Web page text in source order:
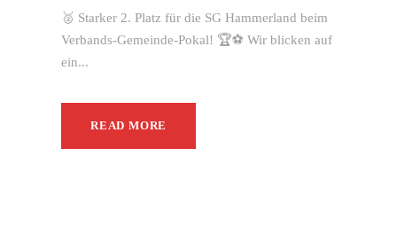
🥈 Starker 2. Platz für die SG Hammerland beim
Verbands-Gemeinde-Pokal! 🏆⚽ Wir blicken auf
ein...
READ MORE